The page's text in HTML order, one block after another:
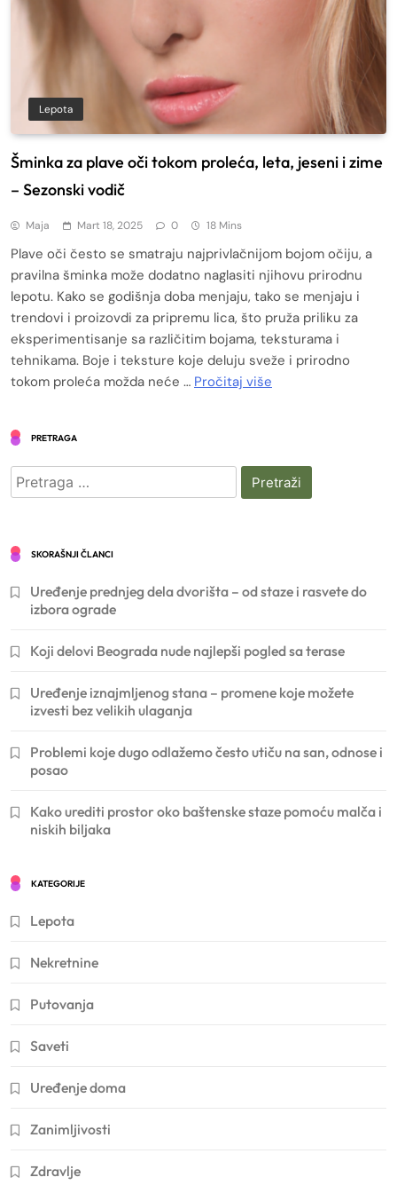
Lepota
Šminka za plave oči tokom proleća, leta, jeseni i zime
– Sezonski vodič
Maja Mart 18, 2025 0 18 Mins
Plave oči često se smatraju najprivlačnijom bojom očiju, a
pravilna šminka može dodatno naglasiti njihovu prirodnu
lepotu. Kako se godišnja doba menjaju, tako se menjaju i
trendovi i proizovdi za pripremu lica, što pruža priliku za
eksperimentisanje sa različitim bojama, teksturama i
tehnikama. Boje i teksture koje deluju sveže i prirodno
tokom proleća možda neće … Pročitaj više
PRETRAGA
Pretraga
za:
SKORAŠNJI ČLANCI
Uređenje prednjeg dela dvorišta – od staze i rasvete do
izbora ograde
Koji delovi Beograda nude najlepši pogled sa terase
Uređenje iznajmljenog stana – promene koje možete
izvesti bez velikih ulaganja
Problemi koje dugo odlažemo često utiču na san, odnose i
posao
Kako urediti prostor oko baštenske staze pomoću malča i
niskih biljaka
KATEGORIJE
Lepota
Nekretnine
Putovanja
Saveti
Uređenje doma
Zanimljivosti
Zdravlje